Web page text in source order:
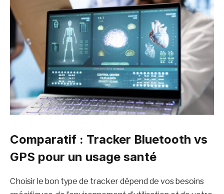
Comparatif : Tracker Bluetooth vs
GPS pour un usage santé
Choisir le bon type de tracker dépend de vos besoins